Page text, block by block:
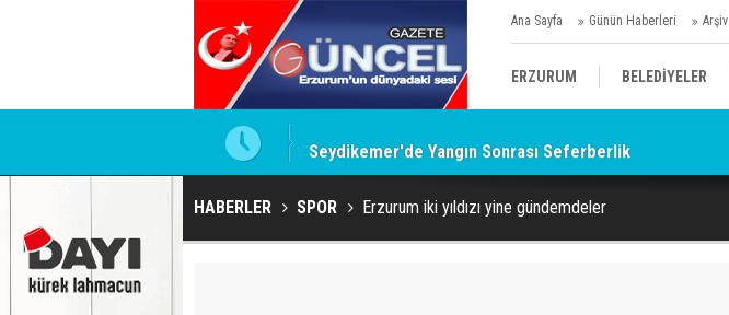
Ana Sayfa Günün Haberleri Arşiv
ERZURUM BELEDİYELER
SİYASET
KÜLTÜR/SANAT//MAĞAZİN
Seydikemer'de Yangın Sonrası Seferberlik
HABERLER SPOR Erzurum iki yıldızı yine gündemdeler